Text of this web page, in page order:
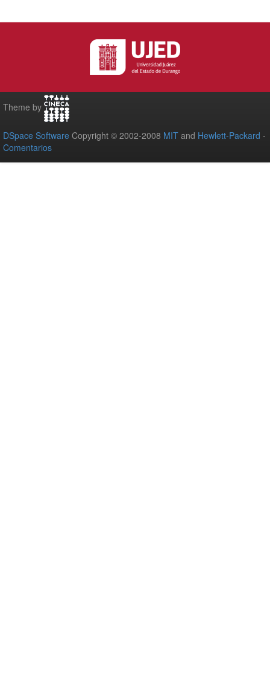
Theme by
DSpace Software Copyright © 2002-2008 MIT and Hewlett-Packard -
Comentarios